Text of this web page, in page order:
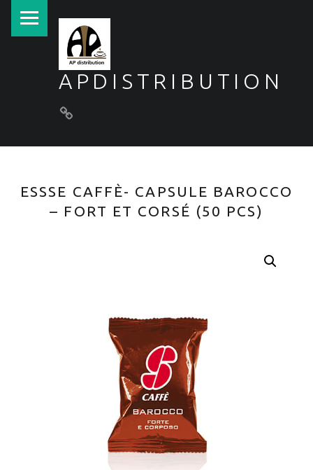
APDISTRIBUTION
ESSSE CAFFÈ- CAPSULE BAROCCO
– FORT ET CORSÉ (50 PCS)